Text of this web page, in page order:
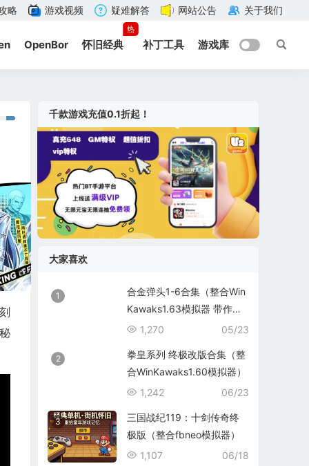
略 游戏视频 疑难解答 网站公告 关于我们
OpenBor 怀旧经典
热
补丁工具 游戏库
千款游戏充值0.1折起！
大家喜欢
1
合金弹头1-6合集（整合Win
Kawaks1.63模拟器 带作弊
码）
05/23
1,270
2
拳皇系列 终极改版合集（整
合WinKawaks1.60模拟器）
06/23
1,242
3
三国战纪119：十剑传奇终
极版（整合fbneo模拟器）
06/18
1,107